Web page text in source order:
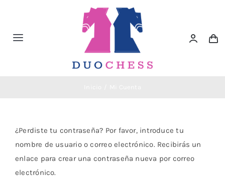
contenido
Toggle
Material de Ajedrez
Accesorios de Ajedrez
Juegos Educativos e Ingenio
¿Perdiste tu contraseña? Por favor, introduce tu
nombre de usuario o correo electrónico. Recibirás un
enlace para crear una contraseña nueva por correo
electrónico.